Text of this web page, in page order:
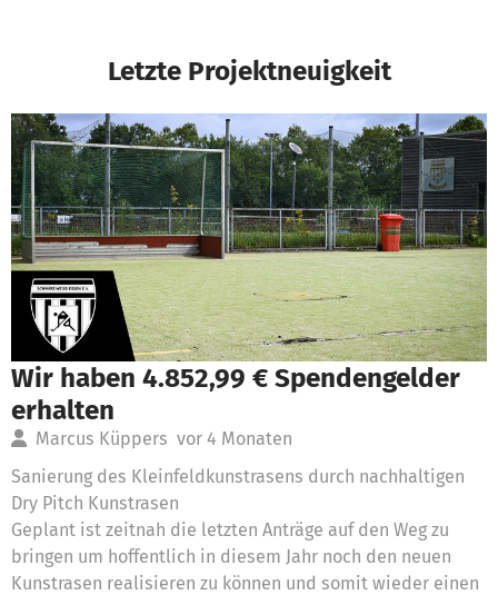
Letzte Projektneuigkeit
Wir haben 4.852,99 € Spendengelder
erhalten
Marcus Küppers vor 4 Monaten
Sanierung des Kleinfeldkunstrasens durch nachhaltigen
Dry Pitch Kunstrasen
Geplant ist zeitnah die letzten Anträge auf den Weg zu
bringen um hoffentlich in diesem Jahr noch den neuen
Kunstrasen realisieren zu können und somit wieder einen